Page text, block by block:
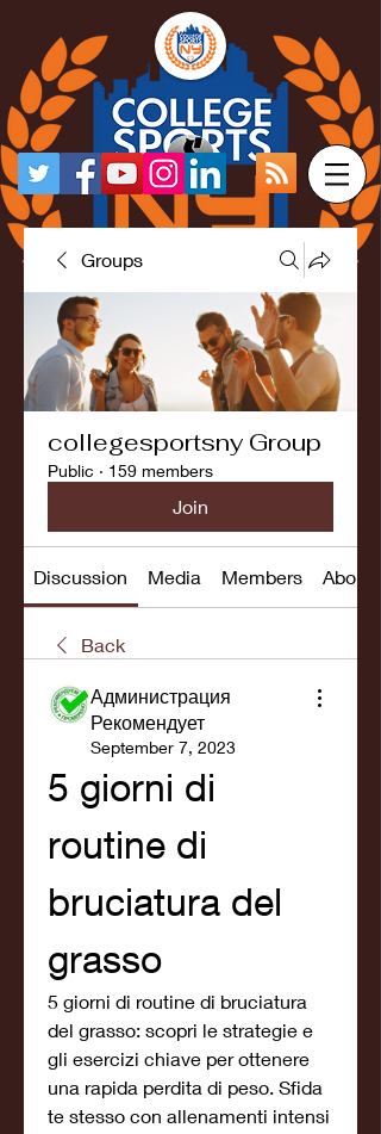
Groups
collegesportsny Group
Public · 159 members
Join
Discussion Media Members About
Back
Администрация
Рекомендует
September 7, 2023
5 giorni di
routine di
bruciatura del
grasso
5 giorni di routine di bruciatura
del grasso: scopri le strategie e
gli esercizi chiave per ottenere
una rapida perdita di peso. Sfida
te stesso con allenamenti intensi